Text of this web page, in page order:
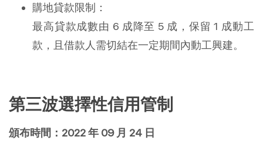
購地貸款限制：
最高貸款成數由 6 成降至 5 成，保留 1 成動工
款，且借款人需切結在一定期間內動工興建。
第三波選擇性信用管制
頒布時間：2022 年 09 月 24 日